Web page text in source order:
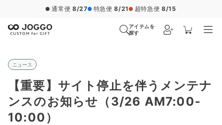
通常便 8/27 特急便 8/21 超特急便 8/15
アイテムを
探す
ニュース
【重要】サイト停止を伴うメンテナ
ンスのお知らせ（3/26 AM7:00-
10:00）